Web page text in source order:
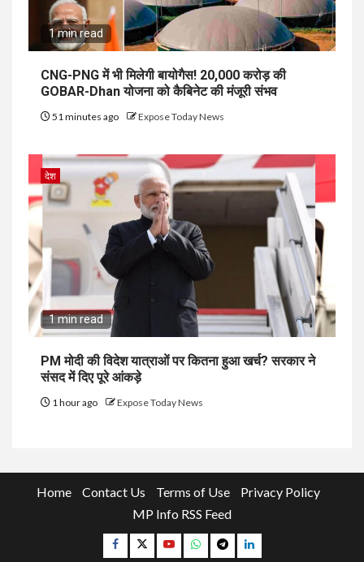
1 min read
CNG-PNG में भी मिलेगी बायोगैस! ₹20,000 करोड़ की
GOBAR-Dhan योजना को कैबिनेट की मंजूरी संभव
51 minutes ago Expose Today News
देश
1 min read
PM मोदी की विदेश यात्राओं पर कितना हुआ खर्च? सरकार ने
संसद में दिए पूरे आंकड़े
1 hour ago Expose Today News
Home Contact Us Terms of Use
Privacy Policy
MP Info RSS Feed
Facebook
TwitterYouTubeWhatsapp
TelegramLinkedin